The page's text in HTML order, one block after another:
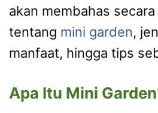
akan membahas
tentang mini garden,
manfaat, hingga tips
Apa Itu Mini